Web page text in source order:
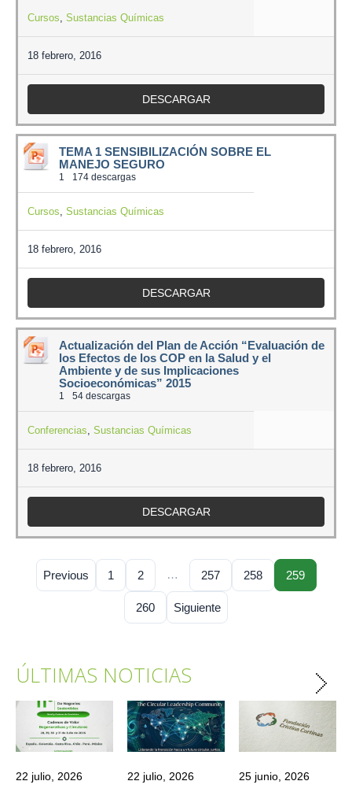
Cursos, Sustancias Químicas
18 febrero, 2016
DESCARGAR
TEMA 1 SENSIBILIZACIÓN SOBRE EL
MANEJO SEGURO
1 174 descargas
Cursos, Sustancias Químicas
18 febrero, 2016
DESCARGAR
Actualización del Plan de Acción “Evaluación de
los Efectos de los COP en la Salud y el
Ambiente y de sus Implicaciones
Socioeconómicas” 2015
1 54 descargas
Conferencias, Sustancias Químicas
18 febrero, 2016
DESCARGAR
Previous 1 2 … 257 258 259
260 Siguiente
ÚLTIMAS NOTICIAS
22 julio, 2026 22 julio, 2026 25 junio, 2026